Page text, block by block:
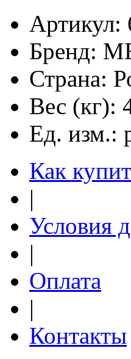
Артикул:
Бренд:
Страна:
Вес (кг):
Ед. изм.:
Как
|
Условия
|
Оплата
|
Контакты